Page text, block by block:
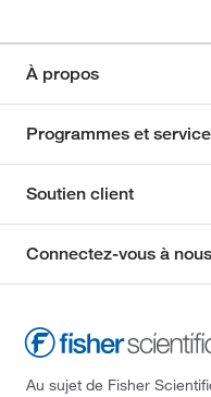
À propos
Programmes et
Soutien client
Connectez-vous à nous
Au sujet de Fisher